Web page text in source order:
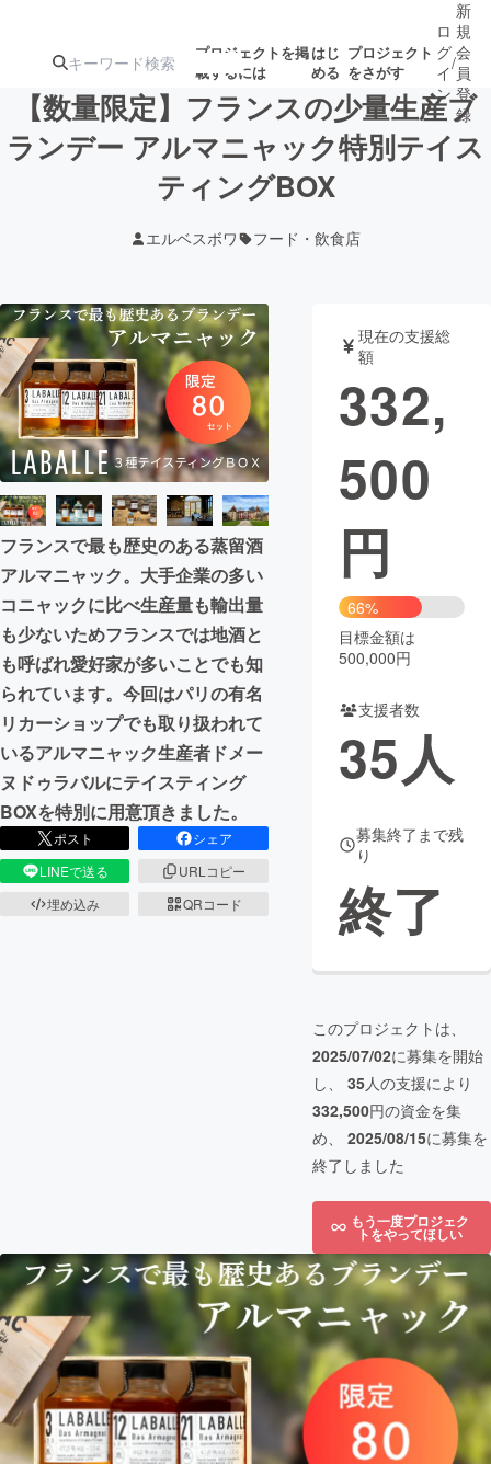
プロジェクトを掲
載するには
はじ
める
プロジェクト
をさがす
注目の新着プロ募集終了が近いプ
テクノロジー・ガジェット
映像・映画 書籍・雑誌
ビジネス・起業 チャレンジ
まちづくり・地域活性化
CAMPFIRE for Social Good
CAMPFIRE Creation
CAMPFIREふるさと納税machi-ya コミュニティ
ロ
グ
イ
ン
/
新
規
会
員
登
録
【数量限定】フランスの少量生産ブ
ランデー アルマニャック特別テイス
ティングBOX
エルベスボワ フード・飲食店
フランスで最も歴史のある蒸留酒
アルマニャック。大手企業の多い
コニャックに比べ生産量も輸出量
も少ないためフランスでは地酒と
も呼ばれ愛好家が多いことでも知
られています。今回はパリの有名
リカーショップでも取り扱われて
いるアルマニャック生産者ドメー
ヌドゥラバルにテイスティング
BOXを特別に用意頂きました。
ポスト
シェア
LINEで送る
URLコピー
埋め込み
QRコード
現在の支援総
額
332,
500
円
66%
目標金額は
500,000円
支援者数
35人
募集終了まで残
り
終了
このプロジェクトは、
2025/07/02に募集を開始
し、 35人の支援により
332,500円の資金を集
め、 2025/08/15に募集を
終了しました
もう一度プロジェク
トをやってほしい